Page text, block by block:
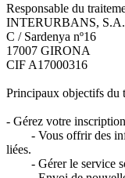
Responsable du
INTERURBANS,
C / Sardenya nº16
17007 GIRONA
CIF A17000316
Principaux objectifs du
- Gérez votre
- Vous offrir des
liées.
- Gérer le service